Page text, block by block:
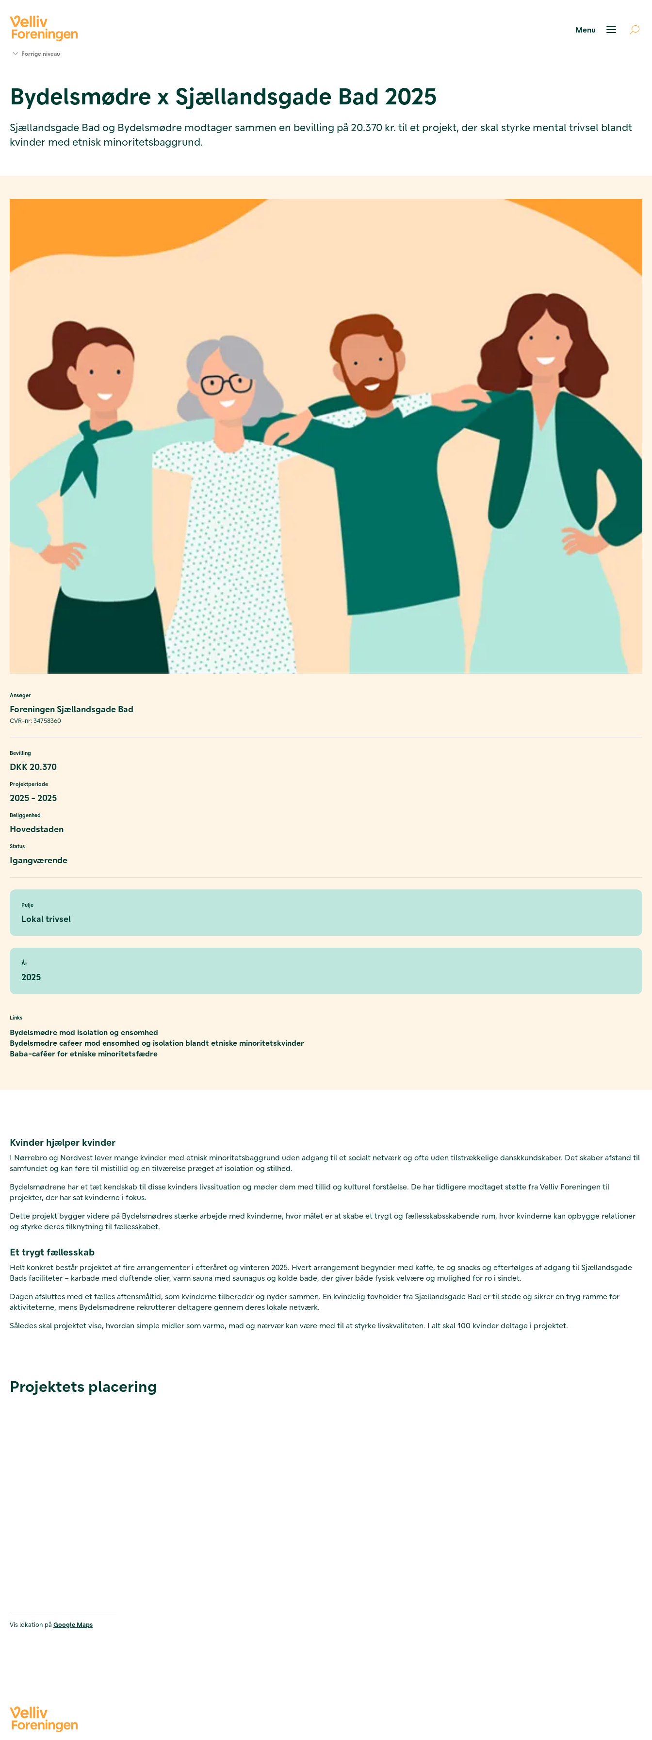
Værktøjer
og viden
Foreningen
Kontakt
os
Forrige niveau
Bydelsmødre x Sjællandsgade Bad 2025
Sjællandsgade Bad og Bydelsmødre modtager sammen en bevilling på 20.370 kr. til et projekt, der skal styrke mental trivsel blandt
kvinder med etnisk minoritetsbaggrund.
Ansøger
Foreningen Sjællandsgade Bad
CVR-nr: 34758360
Bevilling
DKK 20.370
Projektperiode
2025 - 2025
Beliggenhed
Hovedstaden
Status
Igangværende
Pulje
Lokal trivsel
År
2025
Links
Bydelsmødre mod isolation og ensomhed
Bydelsmødre cafeer mod ensomhed og isolation blandt etniske minoritetskvinder
Baba-caféer for etniske minoritetsfædre
Kvinder hjælper kvinder
I Nørrebro og Nordvest lever mange kvinder med etnisk minoritetsbaggrund uden adgang til et socialt netværk og ofte uden tilstrækkelige danskkundskaber. Det skaber afstand til
samfundet og kan føre til mistillid og en tilværelse præget af isolation og stilhed.
Bydelsmødrene har et tæt kendskab til disse kvinders livssituation og møder dem med tillid og kulturel forståelse. De har tidligere modtaget støtte fra Velliv Foreningen til
projekter, der har sat kvinderne i fokus.
Dette projekt bygger videre på Bydelsmødres stærke arbejde med kvinderne, hvor målet er at skabe et trygt og fællesskabsskabende rum, hvor kvinderne kan opbygge relationer
og styrke deres tilknytning til fællesskabet.
Et trygt fællesskab
Helt konkret består projektet af fire arrangementer i efteråret og vinteren 2025. Hvert arrangement begynder med kaffe, te og snacks og efterfølges af adgang til Sjællandsgade
Bads faciliteter – karbade med duftende olier, varm sauna med saunagus og kolde bade, der giver både fysisk velvære og mulighed for ro i sindet.
Dagen afsluttes med et fælles aftensmåltid, som kvinderne tilbereder og nyder sammen. En kvindelig tovholder fra Sjællandsgade Bad er til stede og sikrer en tryg ramme for
aktiviteterne, mens Bydelsmødrene rekrutterer deltagere gennem deres lokale netværk.
Således skal projektet vise, hvordan simple midler som varme, mad og nærvær kan være med til at styrke livskvaliteten. I alt skal 100 kvinder deltage i projektet.
Projektets placering
Vis lokation på Google Maps